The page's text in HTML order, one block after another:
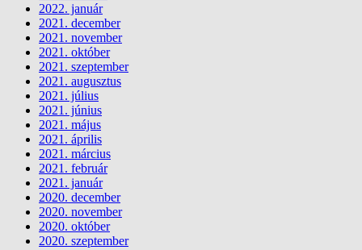
2022. január
2021. december
2021. november
2021. október
2021. szeptember
2021. augusztus
2021. július
2021. június
2021. május
2021. április
2021. március
2021. február
2021. január
2020. december
2020. november
2020. október
2020. szeptember